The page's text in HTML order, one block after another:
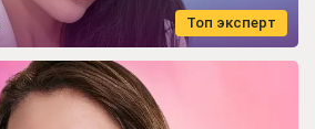
Топ эксперт